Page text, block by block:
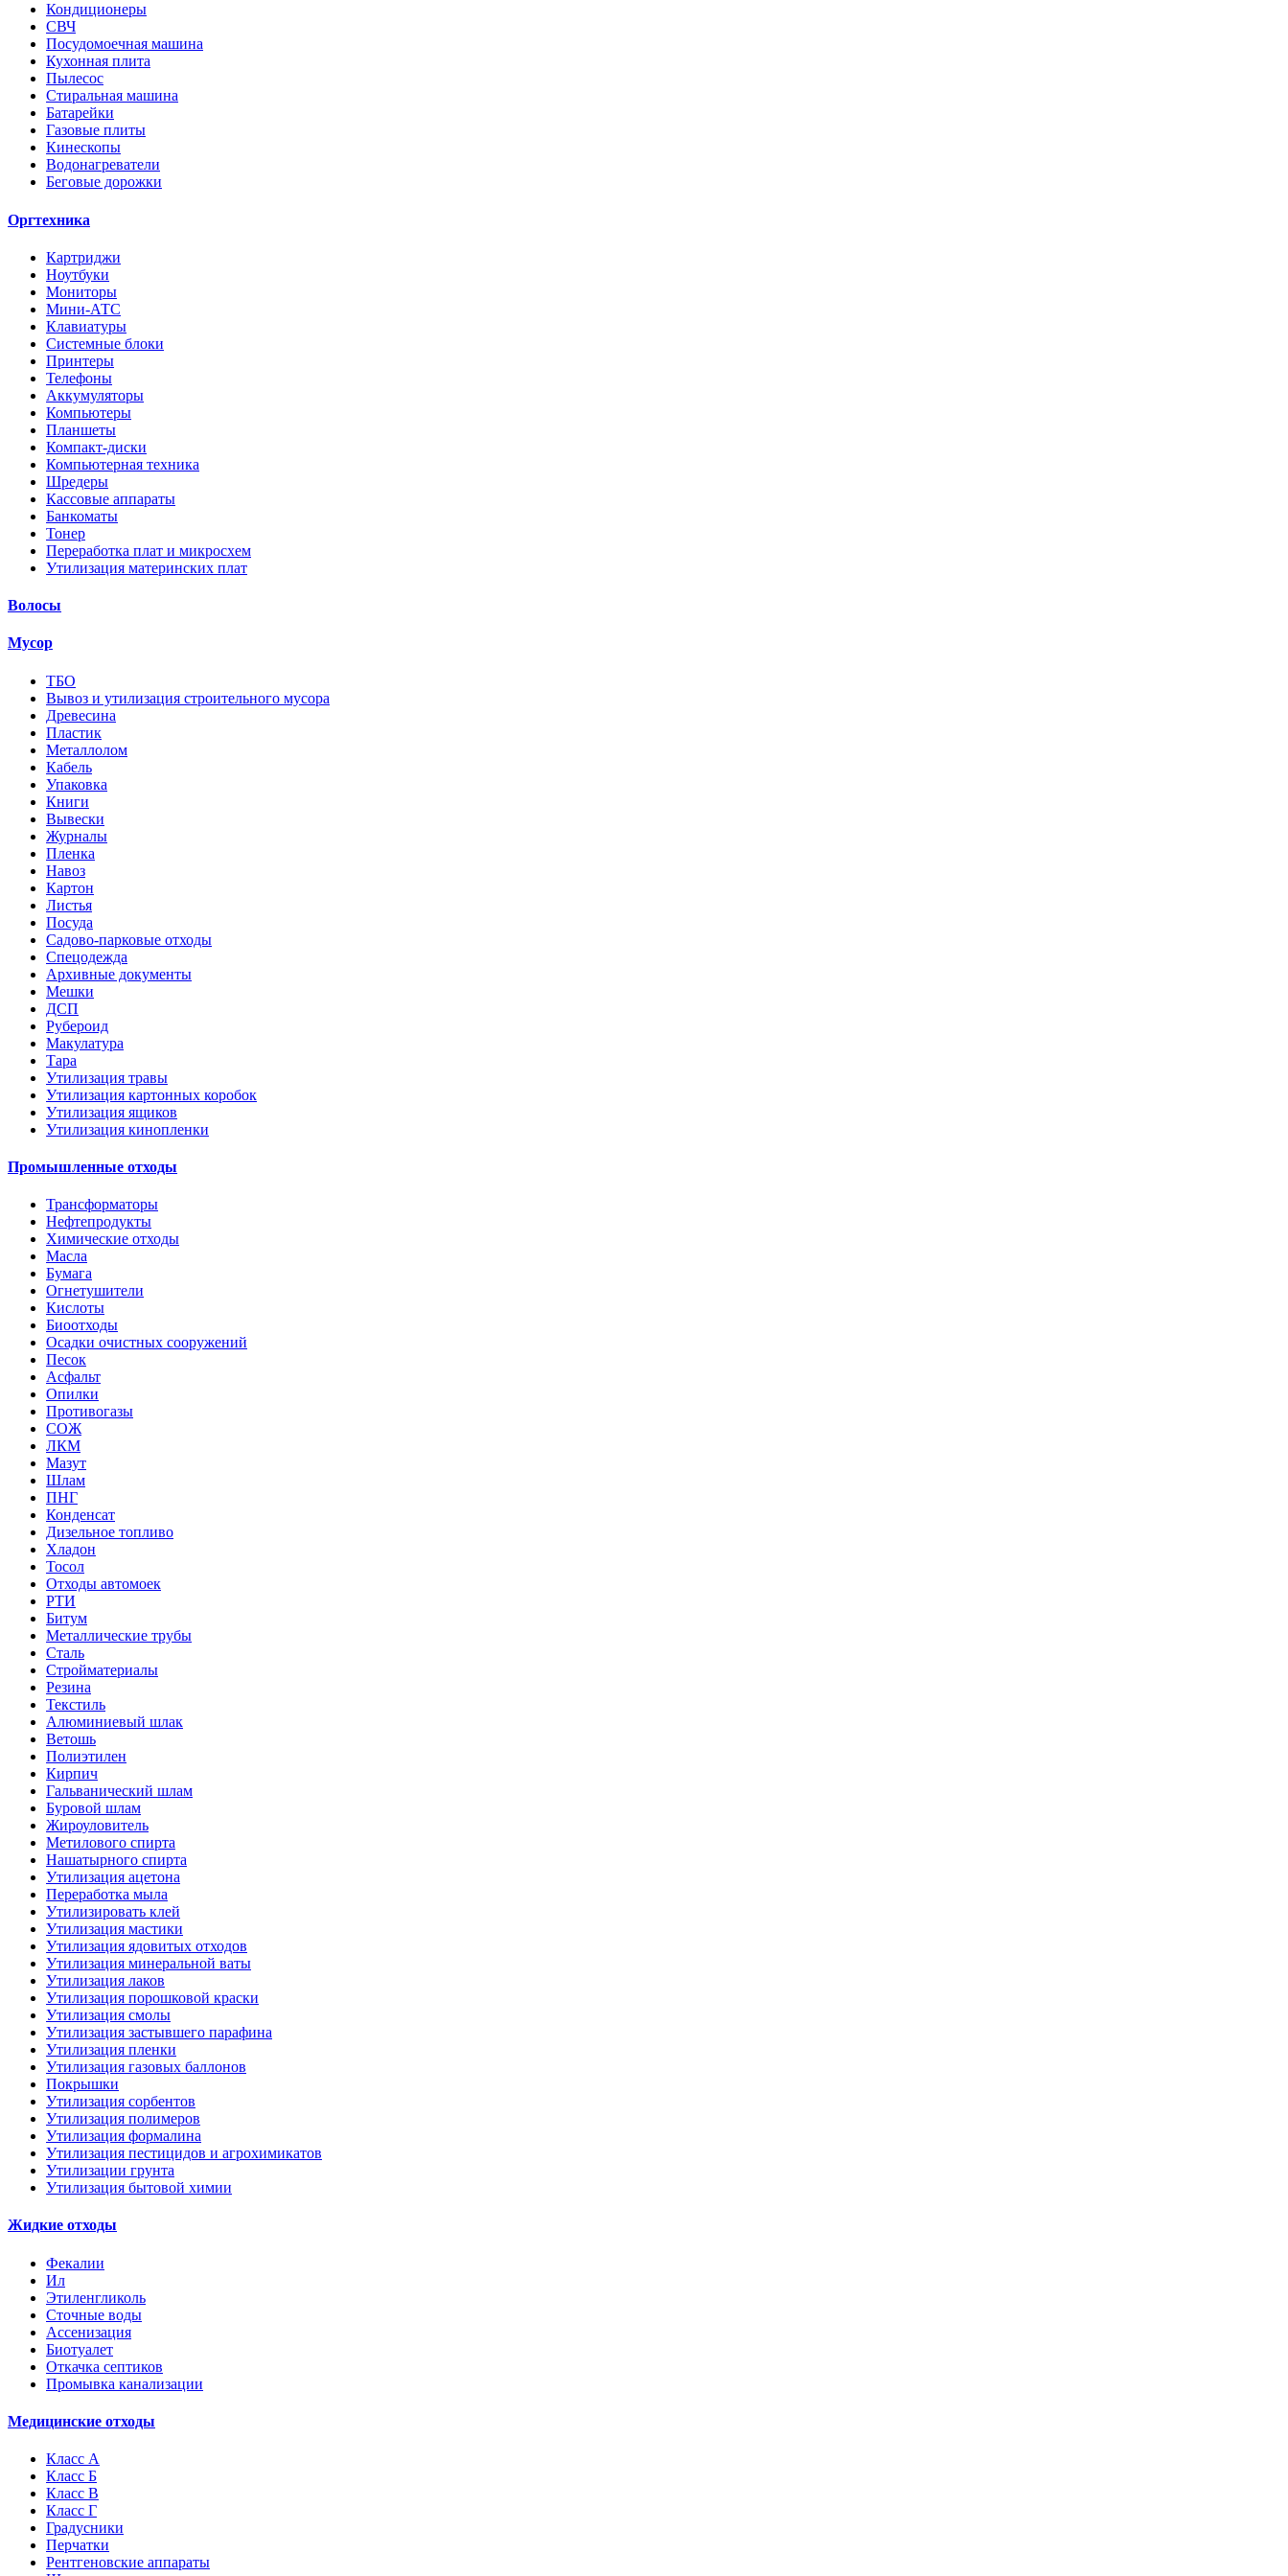
Кондиционеры
СВЧ
Посудомоечная машина
Кухонная плита
Пылесос
Стиральная машина
Батарейки
Газовые плиты
Кинескопы
Водонагреватели
Беговые дорожки
Оргтехника
Картриджи
Ноутбуки
Мониторы
Мини-АТС
Клавиатуры
Системные блоки
Принтеры
Телефоны
Аккумуляторы
Компьютеры
Планшеты
Компакт-диски
Компьютерная техника
Шредеры
Кассовые аппараты
Банкоматы
Тонер
Переработка плат и микросхем
Утилизация материнских плат
Волосы
Мусор
ТБО
Вывоз и утилизация строительного мусора
Древесина
Пластик
Металлолом
Кабель
Упаковка
Книги
Вывески
Журналы
Пленка
Навоз
Картон
Листья
Посуда
Садово-парковые отходы
Спецодежда
Архивные документы
Мешки
ДСП
Рубероид
Макулатура
Тара
Утилизация травы
Утилизация картонных коробок
Утилизация ящиков
Утилизация кинопленки
Промышленные отходы
Трансформаторы
Нефтепродукты
Химические отходы
Масла
Бумага
Огнетушители
Кислоты
Биоотходы
Осадки очистных сооружений
Песок
Асфальт
Опилки
Противогазы
СОЖ
ЛКМ
Мазут
Шлам
ПНГ
Конденсат
Дизельное топливо
Хладон
Тосол
Отходы автомоек
РТИ
Битум
Металлические трубы
Сталь
Стройматериалы
Резина
Текстиль
Алюминиевый шлак
Ветошь
Полиэтилен
Кирпич
Гальванический шлам
Буровой шлам
Жироуловитель
Метилового спирта
Нашатырного спирта
Утилизация ацетона
Переработка мыла
Утилизировать клей
Утилизация мастики
Утилизация ядовитых отходов
Утилизация минеральной ваты
Утилизация лаков
Утилизация порошковой краски
Утилизация смолы
Утилизация застывшего парафина
Утилизация пленки
Утилизация газовых баллонов
Покрышки
Утилизация сорбентов
Утилизация полимеров
Утилизация формалина
Утилизация пестицидов и агрохимикатов
Утилизации грунта
Утилизация бытовой химии
Жидкие отходы
Фекалии
Ил
Этиленгликоль
Сточные воды
Ассенизация
Биотуалет
Откачка септиков
Промывка канализации
Медицинские отходы
Класс А
Класс Б
Класс В
Класс Г
Градусники
Перчатки
Рентгеновские аппараты